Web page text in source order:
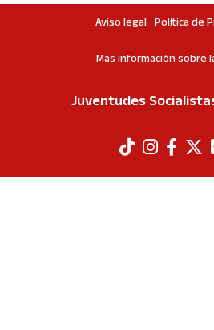
Aviso legal Política de
Más información sobre
Juventudes